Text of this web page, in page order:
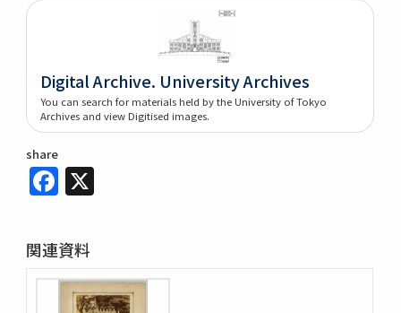
Digital Archive. University Archives
You can search for materials held by the University of Tokyo
Archives and view Digitised images.
share
Facebook
関連資料